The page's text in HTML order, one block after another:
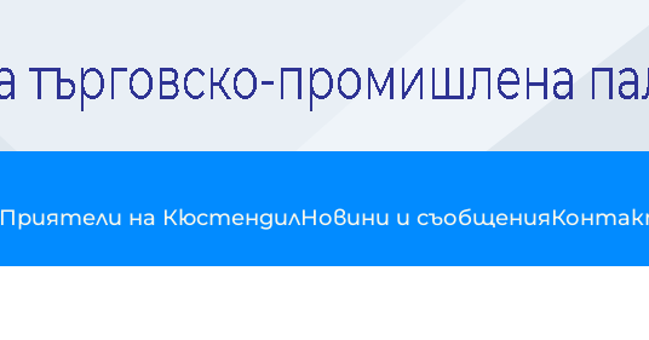
Приятели на КюстендилНовини и съобщения